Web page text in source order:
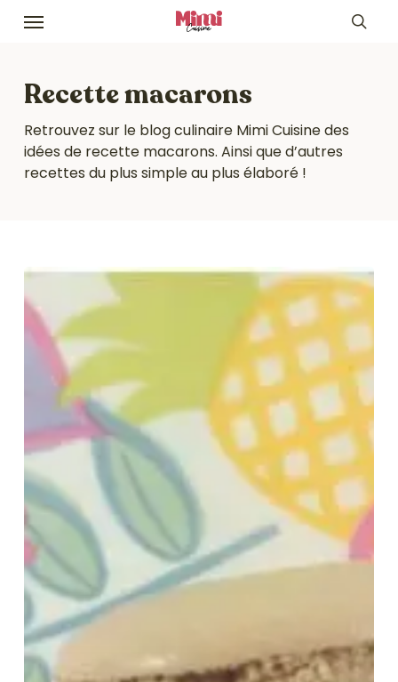
Skip
content
Menu
Recette macarons
Retrouvez sur le blog culinaire Mimi Cuisine des
idées de recette macarons. Ainsi que d’autres
recettes du plus simple au plus élaboré !